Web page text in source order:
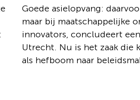
Goede asielopvang:
maar bij maatschappelijke
innovators, concludeert
Utrecht. Nu is het zaak die
als hefboom naar